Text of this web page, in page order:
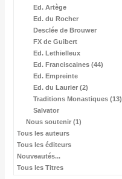
Ed. Artège
Ed. du Rocher
Desclée de Brouwer
FX de Guibert
Ed. Lethielleux
Ed. Franciscaines (44)
Ed. Empreinte
Ed. du Laurier (2)
Traditions Monastiques (13)
Salvator
Nous soutenir (1)
Tous les auteurs
Tous les éditeurs
Nouveautés...
Tous les Titres